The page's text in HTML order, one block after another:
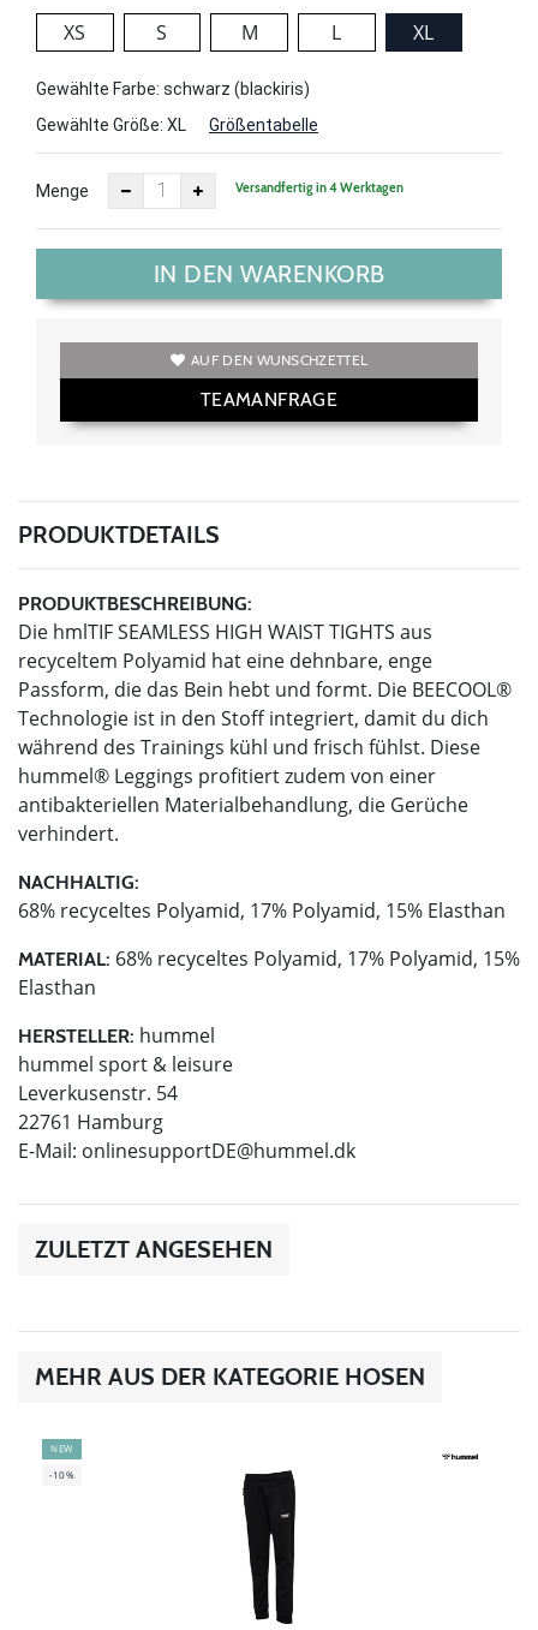
XS S M L XL
Gewählte Farbe: schwarz (blackiris)
Gewählte Größe: XL Größentabelle
Menge Versandfertig in 4 Werktagen
IN DEN WARENKORB
AUF DEN WUNSCHZETTEL
TEAMANFRAGE
PRODUKTDETAILS
PRODUKTBESCHREIBUNG:
Die hmlTIF SEAMLESS HIGH WAIST TIGHTS aus
recyceltem Polyamid hat eine dehnbare, enge
Passform, die das Bein hebt und formt. Die BEECOOL®
Technologie ist in den Stoff integriert, damit du dich
während des Trainings kühl und frisch fühlst. Diese
hummel® Leggings profitiert zudem von einer
antibakteriellen Materialbehandlung, die Gerüche
verhindert.
NACHHALTIG:
68% recyceltes Polyamid, 17% Polyamid, 15% Elasthan
MATERIAL: 68% recyceltes Polyamid, 17% Polyamid, 15%
Elasthan
HERSTELLER: hummel
hummel sport & leisure
Leverkusenstr. 54
22761 Hamburg
E-Mail: onlinesupportDE@hummel.dk
ZULETZT ANGESEHEN
MEHR AUS DER KATEGORIE HOSEN
NEW
-10%